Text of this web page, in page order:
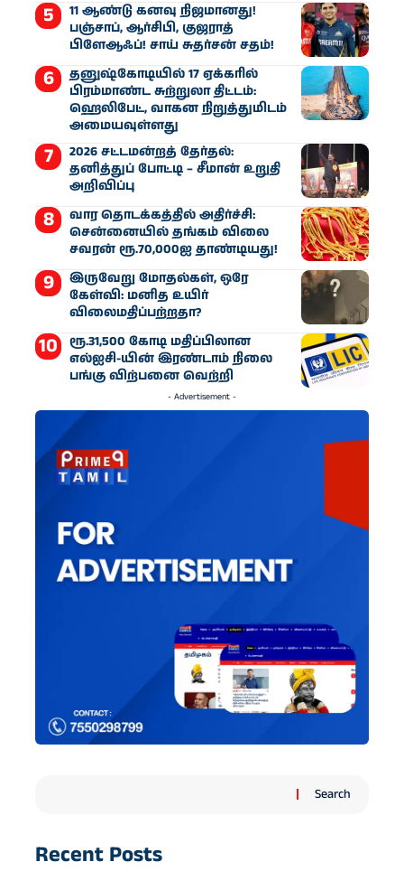
11 ஆண்டு கனவு நிஜமானது!
பஞ்சாப், ஆர்சிபி, குஜராத்
பிளேஆஃப்! சாய் சுதர்சன் சதம்!
தனுஷ்கோடியில் 17 ஏக்கரில்
பிரம்மாண்ட சுற்றுலா திட்டம்:
ஹெலிபேட், வாகன நிறுத்துமிடம்
அமையவுள்ளது
2026 சட்டமன்றத் தேர்தல்:
தனித்துப் போட்டி – சீமான் உறுதி
அறிவிப்பு
வார தொடக்கத்தில் அதிர்ச்சி:
சென்னையில் தங்கம் விலை
சவரன் ரூ.70,000ஐ தாண்டியது!
இருவேறு மோதல்கள், ஒரே
கேள்வி: மனித உயிர்
விலைமதிப்பற்றதா?
ரூ.31,500 கோடி மதிப்பிலான
எல்ஐசி-​யின் இரண்​டாம் நிலை
பங்கு விற்பனை வெற்றி
- Advertisement -
Search
Recent Posts